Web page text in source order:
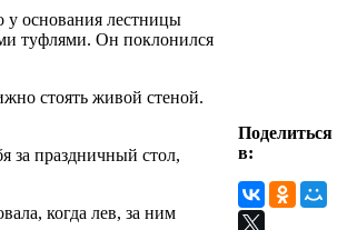
у основания лестницы
туфлями. Он поклонился
стоять живой стеной.
за праздничный стол,
когда лев, за ним
Поделиться
в: